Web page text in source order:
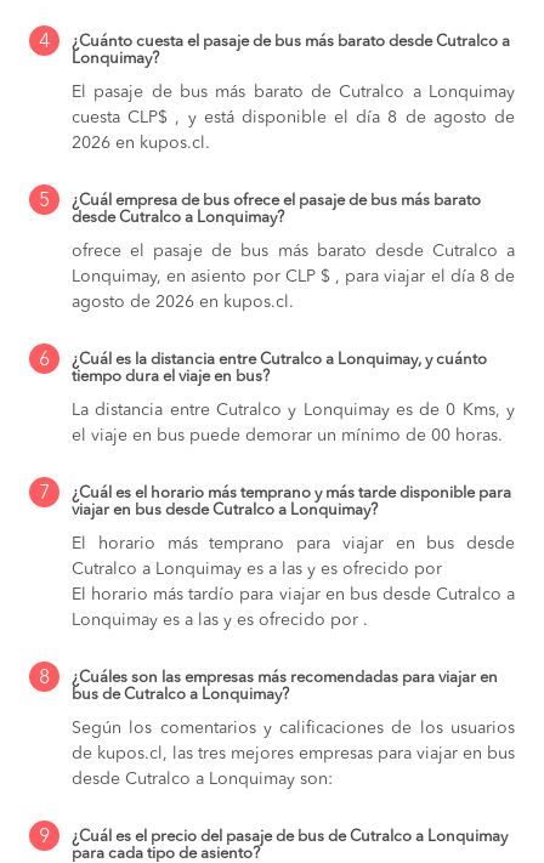
4
¿Cuánto cuesta el pasaje de bus más barato desde Cutralco a
Lonquimay?
El pasaje de bus más barato de Cutralco a Lonquimay
cuesta CLP$ , y está disponible el día 8 de agosto de
2026 en kupos.cl.
5
¿Cuál empresa de bus ofrece el pasaje de bus más barato
desde Cutralco a Lonquimay?
ofrece el pasaje de bus más barato desde Cutralco a
Lonquimay, en asiento por CLP $ , para viajar el día 8 de
agosto de 2026 en kupos.cl.
6
¿Cuál es la distancia entre Cutralco a Lonquimay, y cuánto
tiempo dura el viaje en bus?
La distancia entre Cutralco y Lonquimay es de 0 Kms, y
el viaje en bus puede demorar un mínimo de 00 horas.
7
¿Cuál es el horario más temprano y más tarde disponible para
viajar en bus desde Cutralco a Lonquimay?
El horario más temprano para viajar en bus desde
Cutralco a Lonquimay es a las y es ofrecido por
El horario más tardío para viajar en bus desde Cutralco a
Lonquimay es a las y es ofrecido por .
8
¿Cuáles son las empresas más recomendadas para viajar en
bus de Cutralco a Lonquimay?
Según los comentarios y calificaciones de los usuarios
de kupos.cl, las tres mejores empresas para viajar en bus
desde Cutralco a Lonquimay son:
9
¿Cuál es el precio del pasaje de bus de Cutralco a Lonquimay
para cada tipo de asiento?